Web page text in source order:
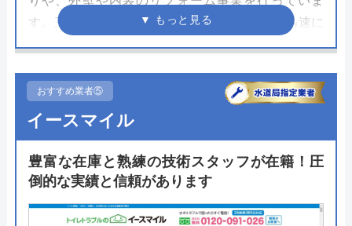
す。三郷市にあり、地域の方が困った時には迅速に
対応できるよう、地域密着型で営業しています。
お客様の要望を丁寧にヒアリングし、希望に沿った
最適なプランを提案してくれます。見積もりも詳細
が分かる提示で、不安が残らないよう丁寧な説明を
心掛けています。問い合わせは、電話とホームペー
ジ内のメールフォームからできます。
公式サイトで
おすすめ業者⑤
イースマイル
豊富な在庫と熟練の技術スタッフが在籍！圧
倒的な実績と信頼があります